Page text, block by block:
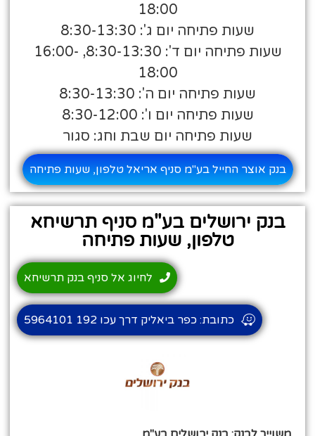
18:00
שעות פתיחה יום ג': 8:30-13:30
שעות פתיחה יום ד': 8:30-13:30, 16:00-
18:00
שעות פתיחה יום ה': 8:30-13:30
שעות פתיחה יום ו': 8:30-12:00
שעות פתיחה יום שבת וחג: סגור
בנק אוצר החייל בע"מ סניף אריאל טלפון, שעות פתיחה
בנק ירושלים בע"מ סניף תרשיחא
טלפון, שעות פתיחה
לחיוג אל סניף בנק תרשיחא
כתובת: כפר ביאליק דרך עכו 192 5964101